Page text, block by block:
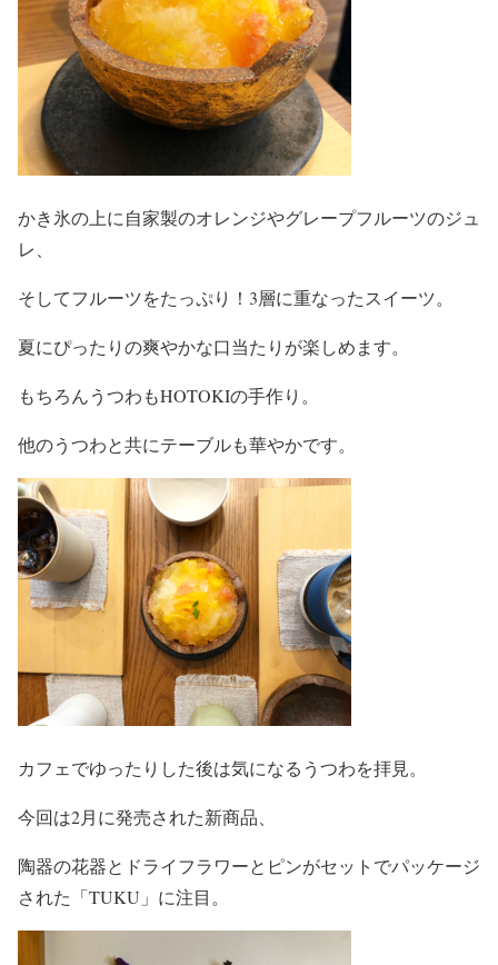
かき氷の上に自家製のオレンジやグレープフルーツのジュ
レ、
そしてフルーツをたっぷり！3層に重なったスイーツ。
夏にぴったりの爽やかな口当たりが楽しめます。
もちろんうつわもHOTOKIの手作り。
他のうつわと共にテーブルも華やかです。
カフェでゆったりした後は気になるうつわを拝見。
今回は2月に発売された新商品、
陶器の花器とドライフラワーとピンがセットでパッケージ
された「TUKU」に注目。